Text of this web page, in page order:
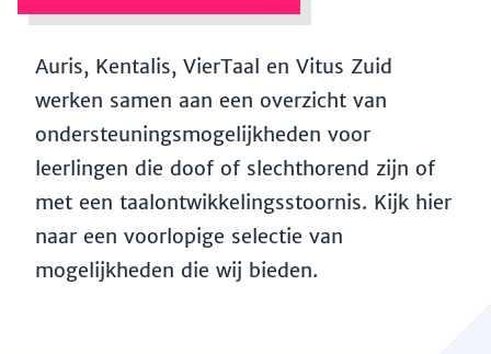
Auris, Kentalis, VierTaal en Vitus Zuid
werken samen aan een overzicht van
ondersteuningsmogelijkheden voor
leerlingen die doof of slechthorend zijn of
met een taalontwikkelingsstoornis. Kijk hier
naar een voorlopige selectie van
mogelijkheden die wij bieden.